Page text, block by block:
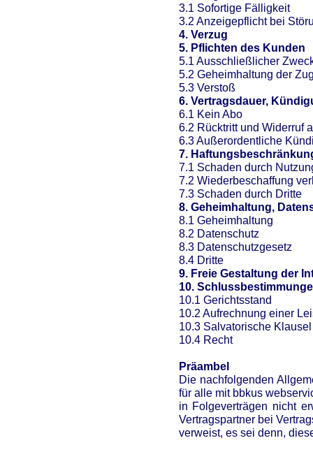
3.1 Sofortige Fälligkeit
3.2 Anzeigepflicht bei
4. Verzug
5. Pflichten des Kunden
5.1 Ausschließlicher
5.2 Geheimhaltung der
5.3 Verstoß
6. Vertragsdauer,
6.1 Kein Abo
6.2 Rücktritt und Widerruf
6.3 Außerordentliche
7.
7.1 Schaden durch
7.2 Wiederbeschaffung
7.3 Schaden durch Dritte
8. Geheimhaltung,
8.1 Geheimhaltung
8.2 Datenschutz
8.3 Datenschutzgesetz
8.4 Dritte
9. Freie Gestaltung der
10.
10.1 Gerichtsstand
10.2 Aufrechnung einer
10.3 Salvatorische Klausel
10.4 Recht
Präambel
Die nachfolgenden
für alle mit bbkus
in Folgeverträgen nicht
Vertragspartner bei
verweist, es sei denn,